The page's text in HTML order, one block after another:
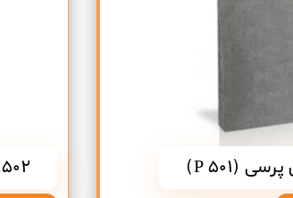
502.کف پوش های پرسی (P 502)